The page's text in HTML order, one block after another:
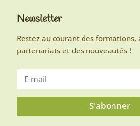
Newsletter
Restez au courant des formations,
partenariats et des nouveautés !
S'abonner